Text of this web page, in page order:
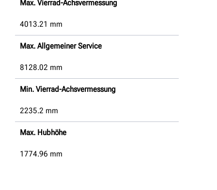
Max. Vierrad-Achsvermessung
4013.21 mm
Max. Allgemeiner Service
8128.02 mm
Min. Vierrad-Achsvermessung
2235.2 mm
Max. Hubhöhe
1774.96 mm